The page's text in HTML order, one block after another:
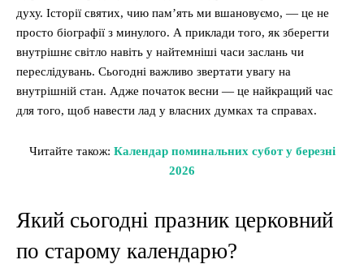
духу. Історії святих, чию пам’ять ми вшановуємо, — це не
просто біографії з минулого. А приклади того, як зберегти
внутрішнє світло навіть у найтемніші часи заслань чи
переслідувань. Сьогодні важливо звертати увагу на
внутрішній стан. Адже початок весни — це найкращий час
для того, щоб навести лад у власних думках та справах.
Читайте також: Календар поминальних субот у березні
2026
Який сьогодні празник церковний
по старому календарю?